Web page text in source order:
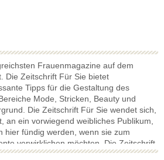
Frauenmagazine auf dem
Die Zeitschrift Für Sie bietet
Tipps für die Gestaltung des
Mode, Stricken, Beauty und
Die Zeitschrift Für Sie wendet sich,
an ein vorwiegend weibliches Publikum,
hier fündig werden, wenn sie zum
verwirklichen möchten. Die Zeitschrift
üblichen Produkte wie etwa